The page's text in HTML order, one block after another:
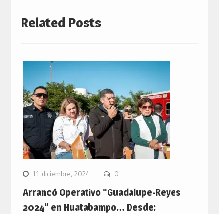
Related Posts
11 diciembre, 2024 0
Arrancó Operativo “Guadalupe-Reyes
2024” en Huatabampo… Desde: